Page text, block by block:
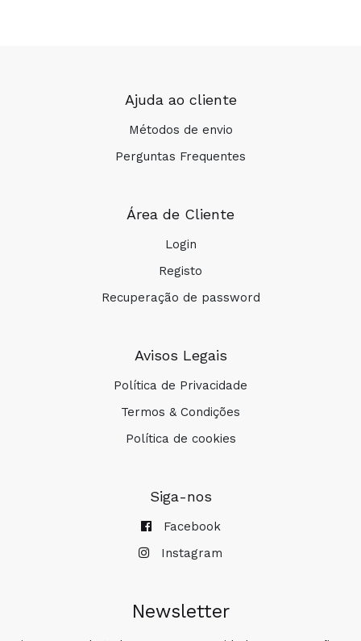
Ajuda ao cliente
Métodos de envio
Perguntas Frequentes
Área de Cliente
Login
Registo
Recuperação de password
Avisos Legais
Política de Privacidade
Termos & Condições
Política de cookies
Siga-nos
Facebook
Instagram
Newsletter